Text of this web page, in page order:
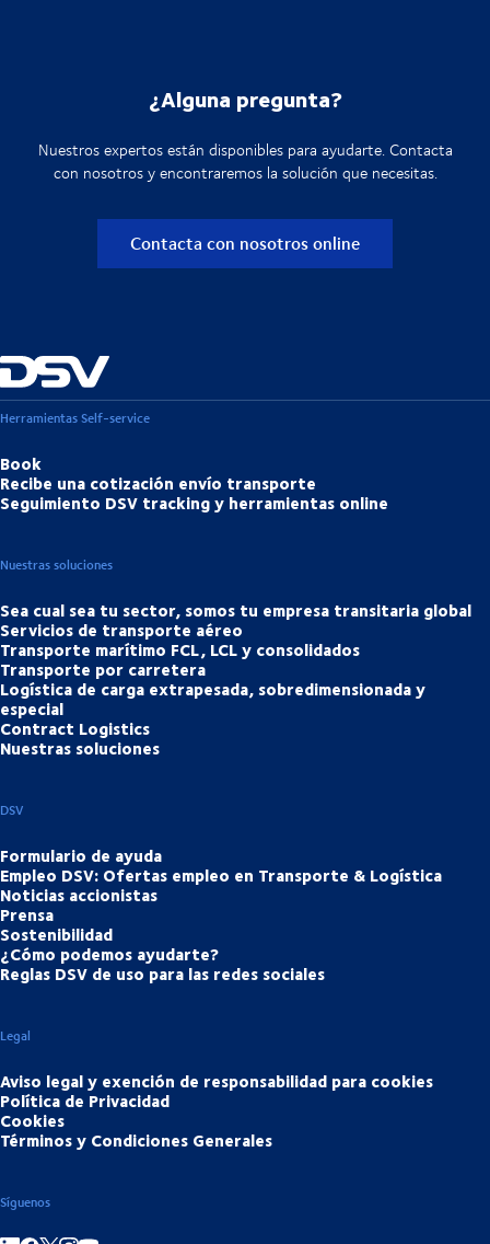
¿Alguna pregunta?
Nuestros expertos están disponibles para ayudarte. Contacta
con nosotros y encontraremos la solución que necesitas.
Contacta con nosotros online
Herramientas Self-service
Book
Recibe una cotización envío transporte
Seguimiento DSV tracking y herramientas online
Nuestras soluciones
Sea cual sea tu sector, somos tu empresa transitaria global
Servicios de transporte aéreo
Transporte marítimo FCL, LCL y consolidados
Transporte por carretera
Logística de carga extrapesada, sobredimensionada y
especial
Contract Logistics
Nuestras soluciones
DSV
Formulario de ayuda
Empleo DSV: Ofertas empleo en Transporte & Logística
Noticias accionistas
Prensa
Sostenibilidad
¿Cómo podemos ayudarte?
Reglas DSV de uso para las redes sociales
Legal
Aviso legal y exención de responsabilidad para cookies
Política de Privacidad
Cookies
Términos y Condiciones Generales
Síguenos